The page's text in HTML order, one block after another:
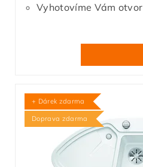
Vyhotovíme Vám otvor
+ Dárek zdarma
Doprava zdarma